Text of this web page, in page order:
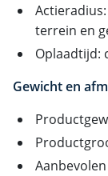
terrein en
Oplaadtijd:
Gewicht en